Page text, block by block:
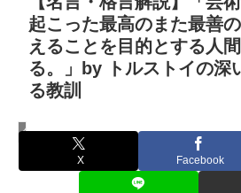
起こった最高のまた最善
えることを目的とする人
る。」by トルストイの深
る教訓
名言・格言
X Facebook